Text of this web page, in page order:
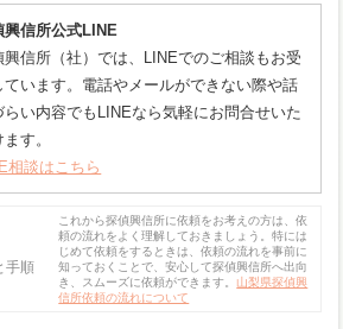
興信所公式LINE
興信所（社）では、LINEでのご相談もお受
ています。電話やメールができない際や話
らい内容でもLINEなら気軽にお問合せいた
す。
相談はこちら
手順
これから探偵興信所に依頼をお考えの方は、依
頼の流れをよく理解しておきましょう。特には
じめて依頼をするときは、依頼の流れを事前に
知っておくことで、安心して探偵興信所へ出向
き、スムーズに依頼ができます。 山梨県探偵興
信所依頼の流れについて